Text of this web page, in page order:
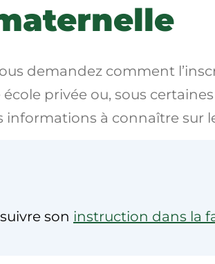
demandez comment
privée ou, sous
informations à connaître sur
son instruction dans la